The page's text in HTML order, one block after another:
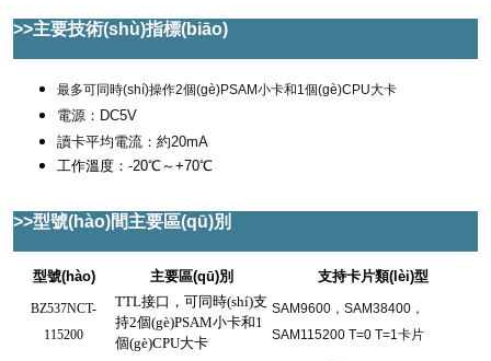
>>主要技術(shù)指標(biāo)
最多可同時(shí)操作2個(gè)PSAM小卡和1個(gè)CPU大卡
電源：DC5V
讀卡平均電流：約20mA
工作溫度：-20℃～+70℃
>>型號(hào)間主要區(qū)別
型號(hào) 主要區(qū)別 支持卡片類(lèi)型
BZ537NCT-
115200
TTL接口，可同時(shí)支
持2個(gè)PSAM小卡和1
個(gè)CPU大卡
SAM9600，SAM38400，
SAM115200 T=0 T=1卡片